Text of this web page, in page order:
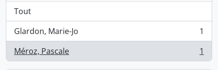
Tout
Glardon, Marie-Jo
, 1 résultats
1
Méroz, Pascale
, 1 résultats 1